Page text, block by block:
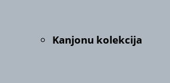
Kanjonu kolekcija